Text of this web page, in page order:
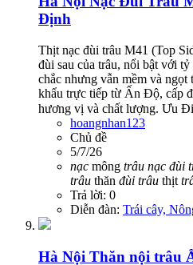
Định
Thịt nạc đùi trâu M41 (Top
đùi sau của trâu, nổi bật với
chắc nhưng vẫn mềm và
khẩu trực tiếp từ Ấn Độ, cấp
hương vị và chất lượng. Ưu
hoangnhan123
Chủ đề
5/7/26
nạc mông trâu nạc đùi
trâu thăn đùi trâu thịt
Trả lời: 0
Diễn đàn: Trái cây,
Hà Nội Thăn nội trâu